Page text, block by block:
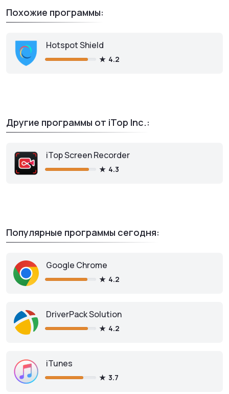
Похожие программы:
Hotspot Shield
4.2
Другие программы от iTop Inc.:
iTop Screen Recorder
4.3
Популярные программы сегодня:
Google Chrome
4.2
DriverPack Solution
4.2
iTunes
3.7
Скачать из App Store